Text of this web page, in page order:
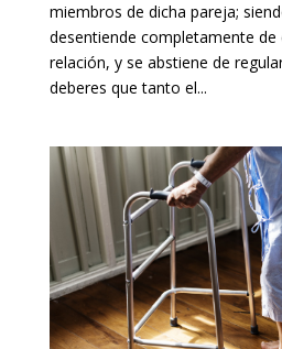
miembros de dicha pareja;
desentiende completamente
relación, y se abstiene de
deberes que tanto el...